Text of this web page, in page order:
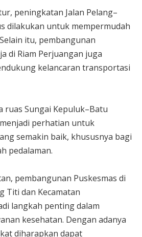
peningkatan Jalan Pelang–
dilakukan untuk mempermudah
itu, pembangunan
di Riam Perjuangan juga
kelancaran transportasi
ruas Sungai Kepuluk–Batu
perhatian untuk
semakin baik, khususnya bagi
pedalaman.
pembangunan Puskesmas di
Titi dan Kecamatan
langkah penting dalam
kesehatan. Dengan adanya
diharapkan dapat